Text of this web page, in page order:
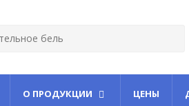
О ПРОДУКЦИИ ЦЕНЫ